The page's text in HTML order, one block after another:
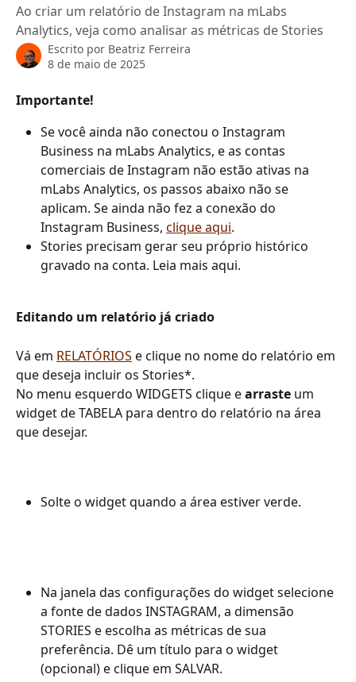
Ao criar um relatório de Instagram na mLabs
Analytics, veja como analisar as métricas de Stories
Escrito por Beatriz Ferreira
8 de maio de 2025
Importante!
Se você ainda não conectou o Instagram
Business na mLabs Analytics, e as contas
comerciais de Instagram não estão ativas na
mLabs Analytics, os passos abaixo não se
aplicam. Se ainda não fez a conexão do
Instagram Business, clique aqui.
Stories precisam gerar seu próprio histórico
gravado na conta. Leia mais aqui.
Editando um relatório já criado
Vá em RELATÓRIOS e clique no nome do relatório em
que deseja incluir os Stories*.
No menu esquerdo WIDGETS clique e arraste um
widget de TABELA para dentro do relatório na área
que desejar.
Solte o widget quando a área estiver verde.
Na janela das configurações do widget selecione
a fonte de dados INSTAGRAM, a dimensão
STORIES e escolha as métricas de sua
preferência. Dê um título para o widget
(opcional) e clique em SALVAR.